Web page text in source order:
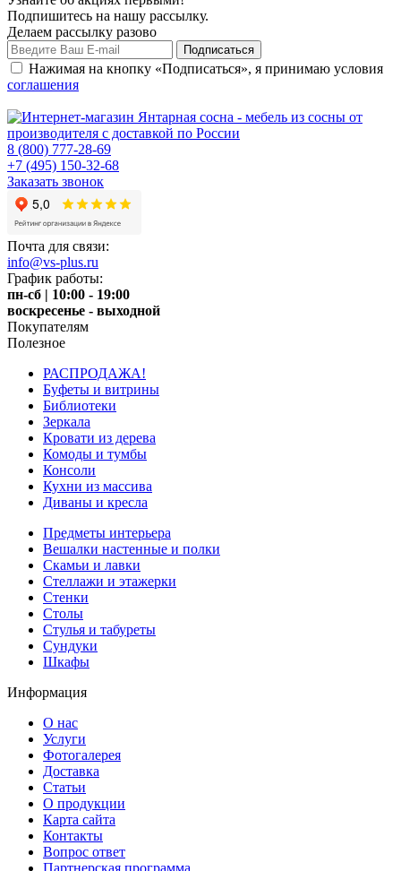
Подпишитесь на нашу рассылку.
Делаем рассылку разово
Нажимая на кнопку «Подписаться», я принимаю условия
соглашения
8 (800) 777-28-69
+7 (495) 150-32-68
Заказать звонок
Почта для связи:
info@vs-plus.ru
График работы:
пн-сб | 10:00 - 19:00
воскресенье - выходной
Покупателям
Полезное
РАСПРОДАЖА!
Буфеты и витрины
Библиотеки
Зеркала
Кровати из дерева
Комоды и тумбы
Консоли
Кухни из массива
Диваны и кресла
Предметы интерьера
Вешалки настенные и полки
Скамьи и лавки
Стеллажи и этажерки
Стенки
Столы
Стулья и табуреты
Сундуки
Шкафы
Информация
О нас
Услуги
Фотогалерея
Доставка
Статьи
О продукции
Карта сайта
Контакты
Вопрос ответ